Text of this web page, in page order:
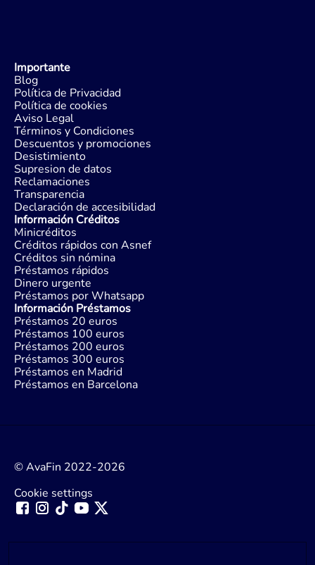
Importante
Blog
Política de Privacidad
Política de cookies
Aviso Legal
Términos y Condiciones
Descuentos y promociones
Desistimiento
Supresion de datos
Reclamaciones
Transparencia
Declaración de accesibilidad
Información Créditos
Minicréditos
Créditos rápidos con Asnef
Créditos sin nómina
Préstamos rápidos
Dinero urgente
Préstamos por Whatsapp
Información Préstamos
Préstamos 20 euros
Préstamos 100 euros
Préstamos 200 euros
Préstamos 300 euros
Préstamos en Madrid
Préstamos en Barcelona
© AvaFin 2022-2026
Cookie settings